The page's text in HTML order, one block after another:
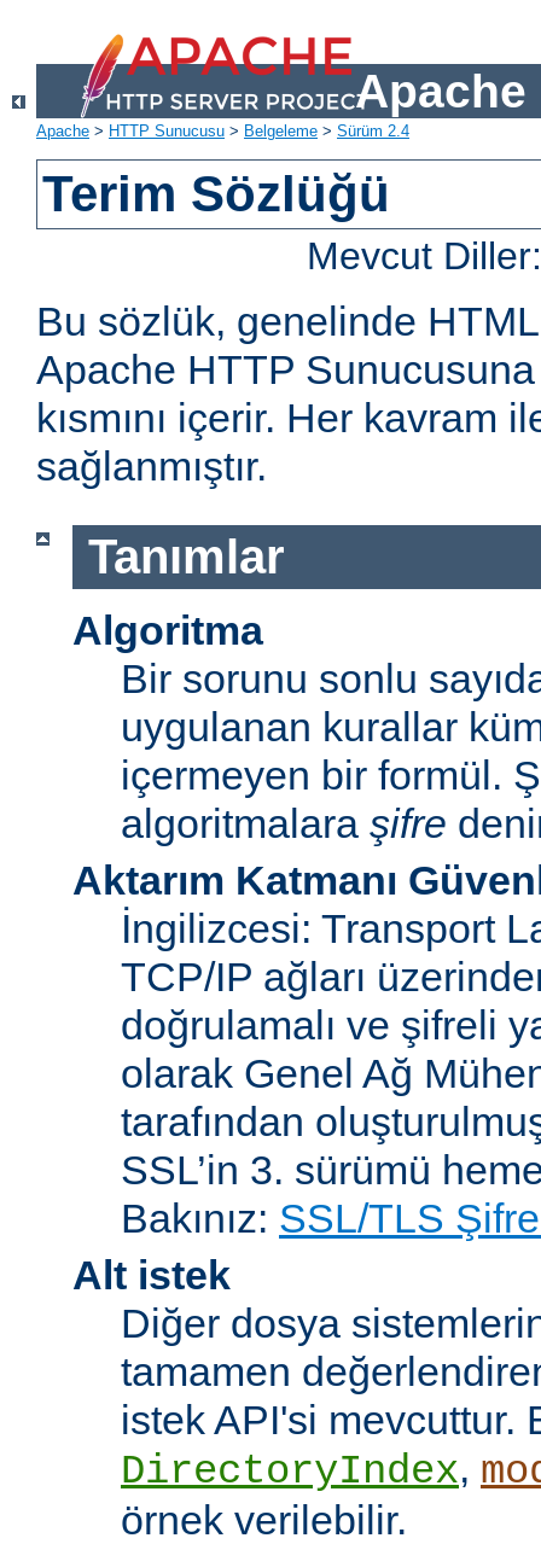
Apache
Apache > HTTP Sunucusu > Belgeleme > Sürüm 2.4
Terim Sözlüğü
Mevcut
Bu sözlük, genelinde
Apache HTTP
kısmını içerir. Her kavram
sağlanmıştır.
Tanımlar
Algoritma
Bir sorunu sonlu
uygulanan kurallar
içermeyen bir formül.
algoritmalara şifre
Aktarım Katmanı
İngilizcesi: Transport
TCP/IP ağları
doğrulamalı ve şifreli
olarak Genel Ağ
tarafından
SSL’in 3. sürümü
Bakınız: SSL/TLS
Alt istek
Diğer dosya
tamamen
istek API'si mevcuttur.
DirectoryIndex,
örnek verilebilir.